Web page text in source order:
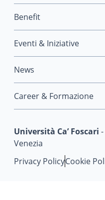
Benefit
Eventi & Iniziative
News
Career & Formazione
Università Ca’ Foscari
Venezia
Privacy PolicyCookie